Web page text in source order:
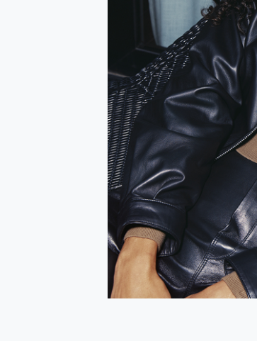
vivo TWS
MSI Claw 掌
人像旗艦 vivo
多個願望一次
一吸完美對
OPPO 哈蘇
Motorola
近八千元的
ASUS Pad 全